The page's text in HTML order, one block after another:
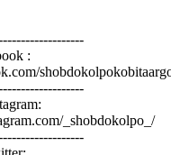
:
_shobdokolpo_/